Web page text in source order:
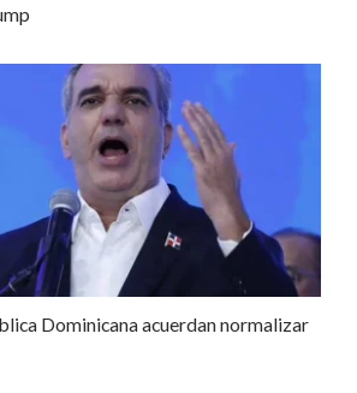
Dominicana acuerdan normalizar